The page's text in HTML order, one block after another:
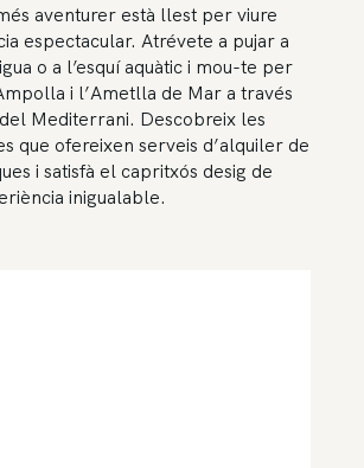
aventurer està llest per viure
espectacular. Atrévete a pujar a
o a l’esquí aquàtic i mou-te per
i l’Ametlla de Mar a través
Mediterrani. Descobreix les
que ofereixen serveis d’alquiler de
i satisfà el capritxós desig de
inigualable.